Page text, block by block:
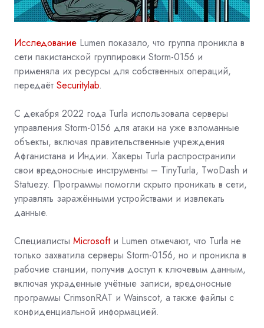
Исследование Lumen показало, что группа проникла в
сети пакистанской группировки Storm-0156 и
применяла их ресурсы для собственных операций,
передаёт Securitylab.
С декабря 2022 года Turla использовала серверы
управления Storm-0156 для атаки на уже взломанные
объекты, включая правительственные учреждения
Афганистана и Индии. Хакеры Turla распространили
свои вредоносные инструменты – TinyTurla, TwoDash и
Statuezy. Программы помогли скрыто проникать в сети,
управлять заражёнными устройствами и извлекать
данные.
Специалисты Microsoft и Lumen отмечают, что Turla не
только захватила серверы Storm-0156, но и проникла в
рабочие станции, получив доступ к ключевым данным,
включая украденные учётные записи, вредоносные
программы CrimsonRAT и Wainscot, а также файлы с
конфиденциальной информацией.